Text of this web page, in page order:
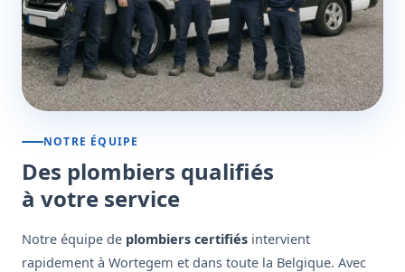
NOTRE ÉQUIPE
Des plombiers qualifiés
à votre service
Notre équipe de plombiers certifiés intervient
rapidement à Wortegem et dans toute la Belgique. Avec